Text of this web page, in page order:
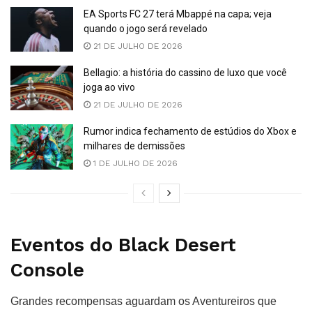
EA Sports FC 27 terá Mbappé na capa; veja
quando o jogo será revelado
21 DE JULHO DE 2026
Bellagio: a história do cassino de luxo que você
joga ao vivo
21 DE JULHO DE 2026
Rumor indica fechamento de estúdios do Xbox e
milhares de demissões
1 DE JULHO DE 2026
Eventos do Black Desert
Console
Grandes recompensas aguardam os Aventureiros que